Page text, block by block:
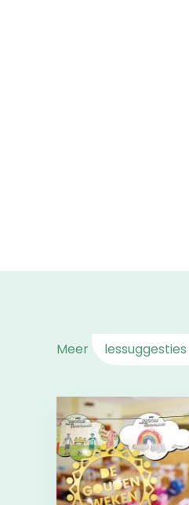
Meer lessuggesties